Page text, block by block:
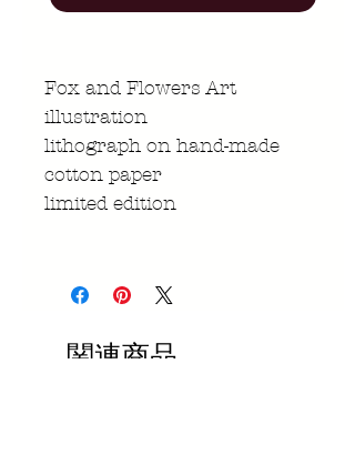
Fox and Flowers Art
illustration
lithograph on hand-made
cotton paper
limited edition
関連商品